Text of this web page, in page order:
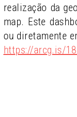
realização da
map. Este
ou diretamente
https://arcg.is/